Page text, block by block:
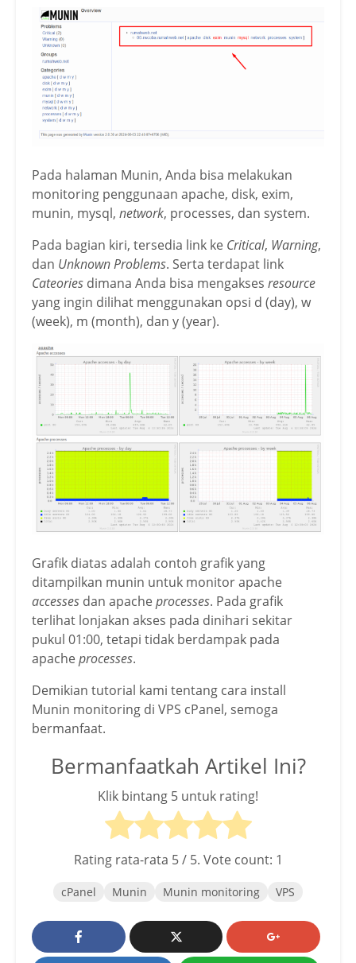
Pada halaman Munin, Anda bisa melakukan
monitoring penggunaan apache, disk, exim,
munin, mysql, network, processes, dan system.
Pada bagian kiri, tersedia link ke Critical, Warning,
dan Unknown Problems. Serta terdapat link
Cateories dimana Anda bisa mengakses resource
yang ingin dilihat menggunakan opsi d (day), w
(week), m (month), dan y (year).
Grafik diatas adalah contoh grafik yang
ditampilkan munin untuk monitor apache
accesses dan apacheprocesses. Pada grafik
terlihat lonjakan akses pada dinihari sekitar
pukul 01:00, tetapi tidak berdampak pada
apacheprocesses.
Demikian tutorial kami tentang cara install
Munin monitoring di VPS cPanel, semoga
bermanfaat.
Bermanfaatkah Artikel Ini?
Klik bintang 5 untuk rating!
Rating rata-rata 5/ 5. Vote count: 1
cPanel Munin Munin monitoring VPS